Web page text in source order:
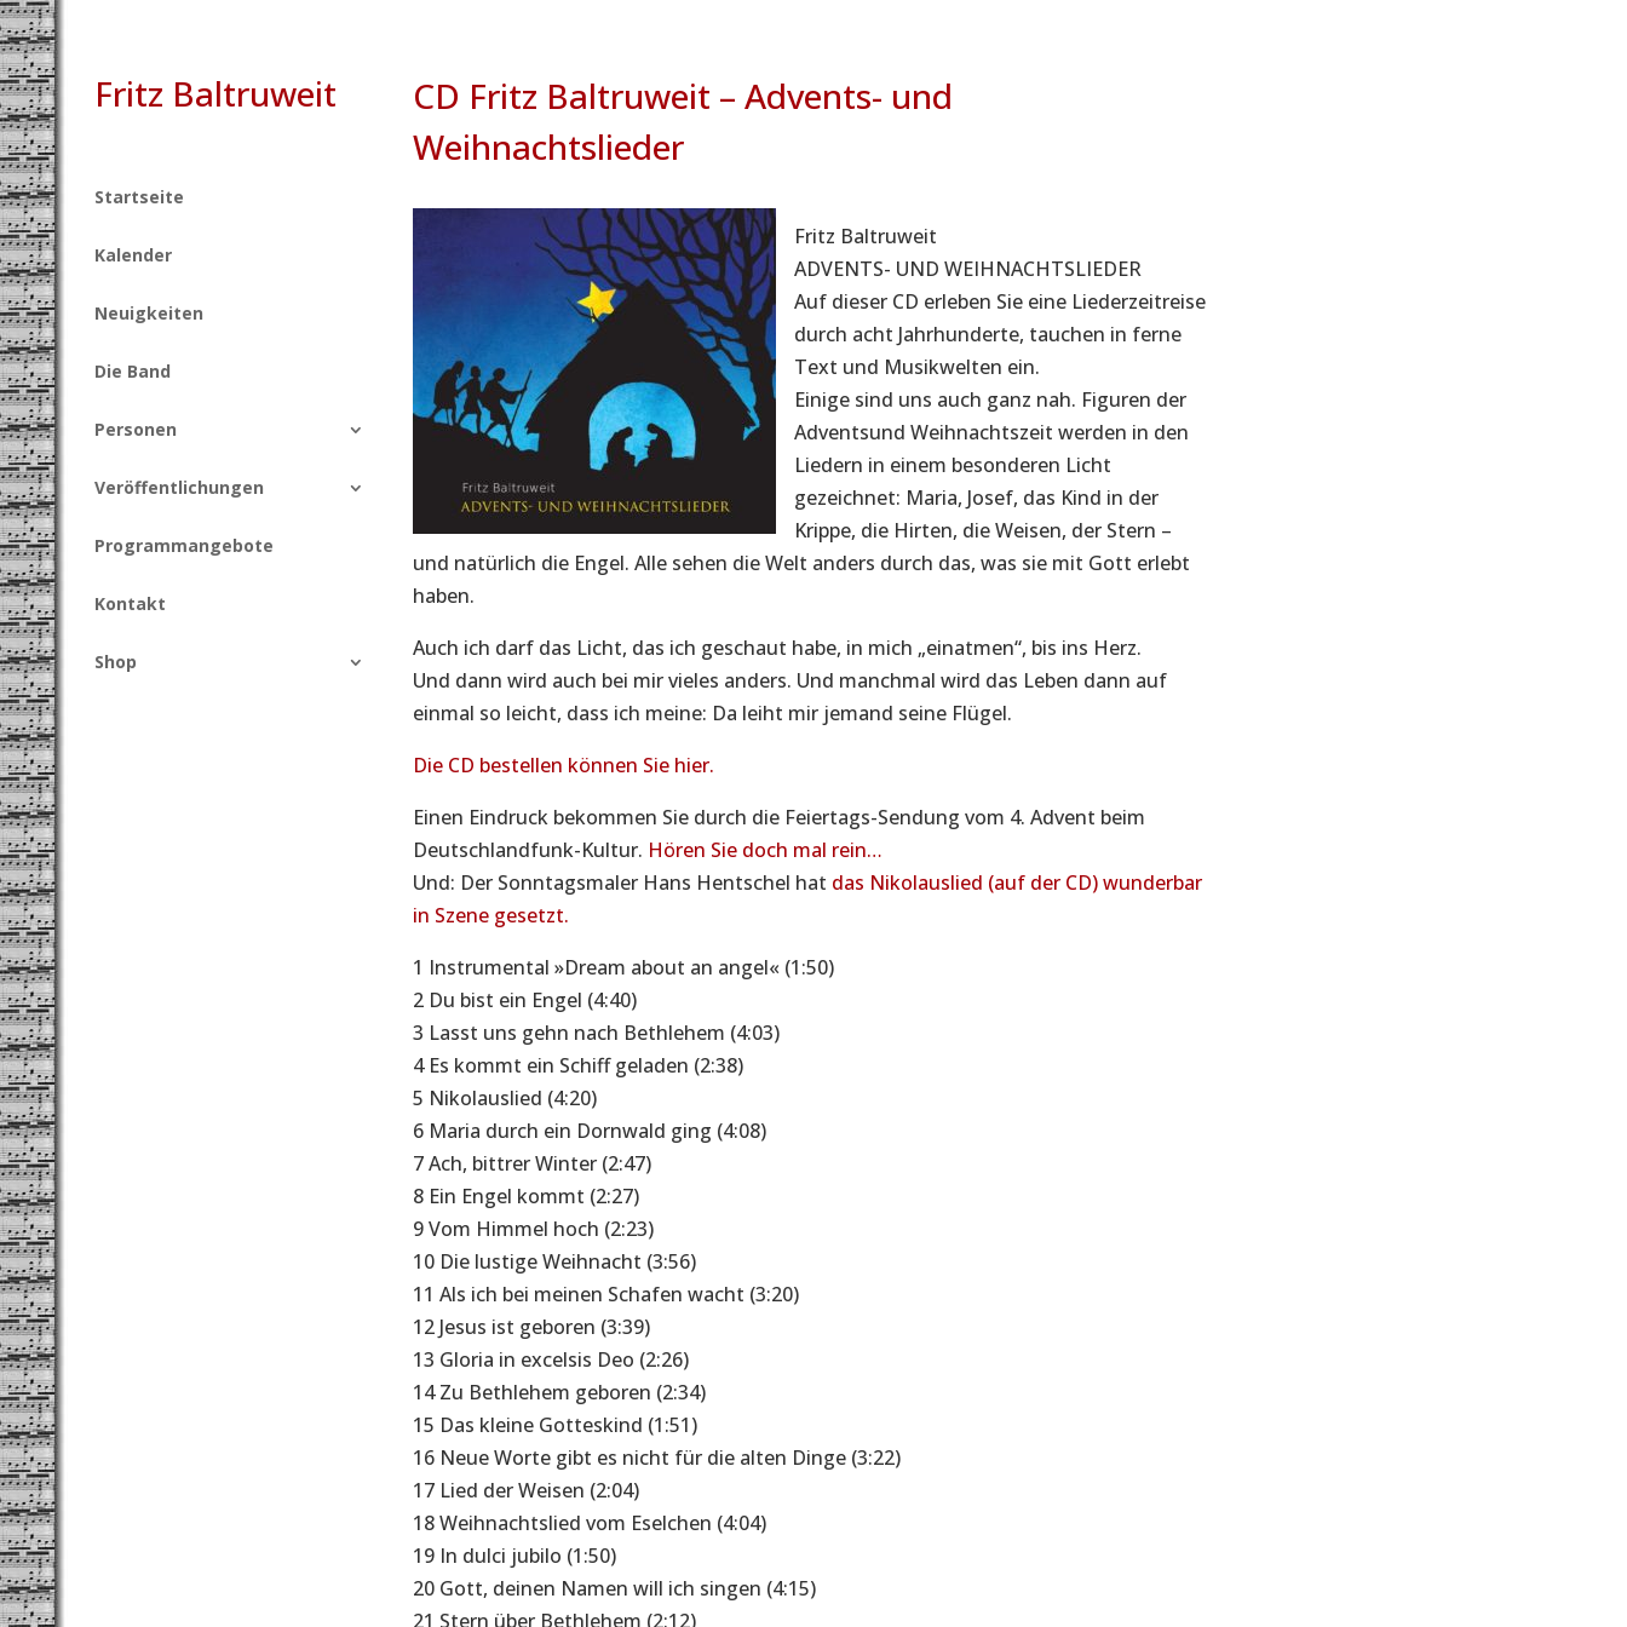
Fritz Baltruweit
Startseite
Kalender
Neuigkeiten
Die Band
Personen
Veröffentlichungen
Programmangebote
Kontakt
Shop
CD Fritz Baltruweit – Advents- und
Weihnachtslieder
Fritz Baltruweit
ADVENTS- UND WEIHNACHTSLIEDER
Auf dieser CD erleben Sie eine Liederzeitreise
durch acht Jahrhunderte, tauchen in ferne
Text und Musikwelten ein.
Einige sind uns auch ganz nah. Figuren der
Adventsund Weihnachtszeit werden in den
Liedern in einem besonderen Licht
gezeichnet: Maria, Josef, das Kind in der
Krippe, die Hirten, die Weisen, der Stern –
und natürlich die Engel. Alle sehen die Welt anders durch das, was sie mit Gott erlebt
haben.
Auch ich darf das Licht, das ich geschaut habe, in mich „einatmen“, bis ins Herz.
Und dann wird auch bei mir vieles anders. Und manchmal wird das Leben dann auf
einmal so leicht, dass ich meine: Da leiht mir jemand seine Flügel.
Die CD bestellen können Sie hier.
Einen Eindruck bekommen Sie durch die Feiertags-Sendung vom 4. Advent beim
Deutschlandfunk-Kultur. Hören Sie doch mal rein…
Und: Der Sonntagsmaler Hans Hentschel hat das Nikolauslied (auf der CD) wunderbar
in Szene gesetzt.
1 Instrumental »Dream about an angel« (1:50)
2 Du bist ein Engel (4:40)
3 Lasst uns gehn nach Bethlehem (4:03)
4 Es kommt ein Schiff geladen (2:38)
5 Nikolauslied (4:20)
6 Maria durch ein Dornwald ging (4:08)
7 Ach, bittrer Winter (2:47)
8 Ein Engel kommt (2:27)
9 Vom Himmel hoch (2:23)
10 Die lustige Weihnacht (3:56)
11 Als ich bei meinen Schafen wacht (3:20)
12 Jesus ist geboren (3:39)
13 Gloria in excelsis Deo (2:26)
14 Zu Bethlehem geboren (2:34)
15 Das kleine Gotteskind (1:51)
16 Neue Worte gibt es nicht für die alten Dinge (3:22)
17 Lied der Weisen (2:04)
18 Weihnachtslied vom Eselchen (4:04)
19 In dulci jubilo (1:50)
20 Gott, deinen Namen will ich singen (4:15)
21 Stern über Bethlehem (2:12)